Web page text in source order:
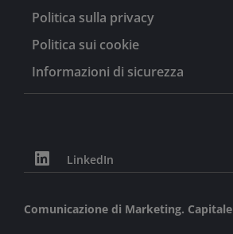
Politica sulla privacy
Politica sui cookie
Informazioni di sicurezza
LinkedIn
Comunicazione di Marketing.